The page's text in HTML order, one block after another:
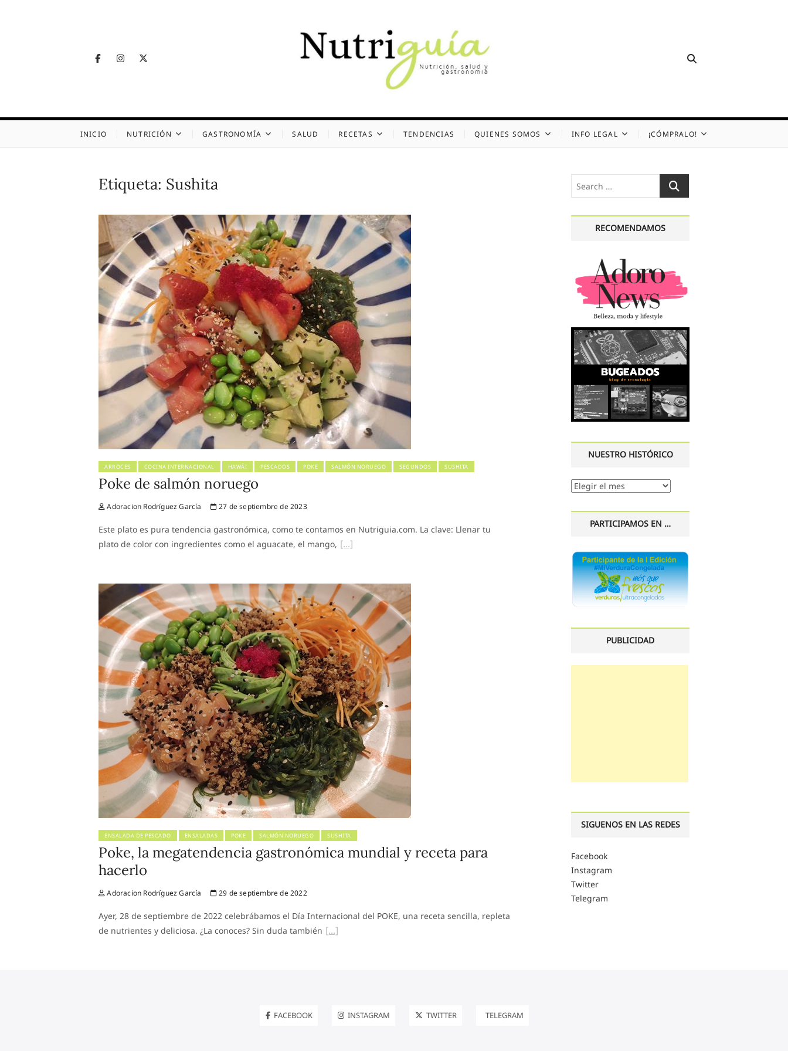
FacebookInstagram
INICIO NUTRICIÓN GASTRONOMÍA SALUD RECETAS TENDENCIAS QUIENES SOMOS INFO LEGAL ¡CÓMPRALO!
Etiqueta: Sushita
ARROCES COCINA INTERNACIONAL HAWÁI PESCADOS POKE SALMÓN NORUEGO SEGUNDOS SUSHITA
Poke de salmón noruego
Adoracion Rodríguez García 27 de septiembre de 2023
Este plato es pura tendencia gastronómica, como te contamos en Nutriguia.com. La clave: Llenar tu
plato de color con ingredientes como el aguacate, el mango,
ENSALADA DE PESCADO ENSALADAS POKE SALMÓN NORUEGO SUSHITA
Poke, la megatendencia gastronómica mundial y receta para
hacerlo
Adoracion Rodríguez García 29 de septiembre de 2022
Ayer, 28 de septiembre de 2022 celebrábamos el Día Internacional del POKE, una receta sencilla, repleta
de nutrientes y deliciosa. ¿La conoces? Sin duda también
Search
…
RECOMENDAMOS
NUESTRO HISTÓRICO
Nuestro
PARTICIPAMOS EN …
PUBLICIDAD
SIGUENOS EN LAS REDES
Facebook
Instagram
Twitter
Telegram
FACEBOOK INSTAGRAM TWITTER TELEGRAM